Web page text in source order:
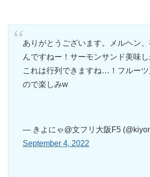
ありがとうございます。メルヘン
んですねー！サーモンサンド美味し
これは行列できますね…！フルーツ
ので楽しみw
— きよにゃ@文フリ大阪F5
September 4, 2022